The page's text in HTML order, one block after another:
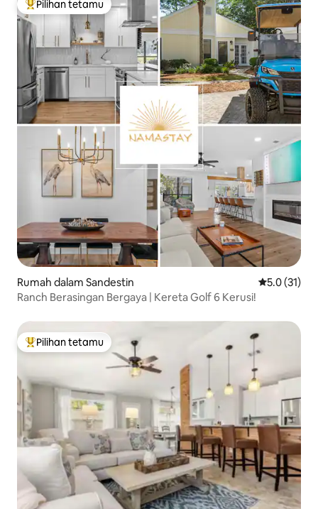
Pilihan utama tetamu
Pilihan tetamu
Rumah dalam Sandestin Penarafan
5.0 (31)
Ranch Berasingan Bergaya | Kereta Golf 6 Kerusi!
Pilihan utama tetamu
Pilihan tetamu